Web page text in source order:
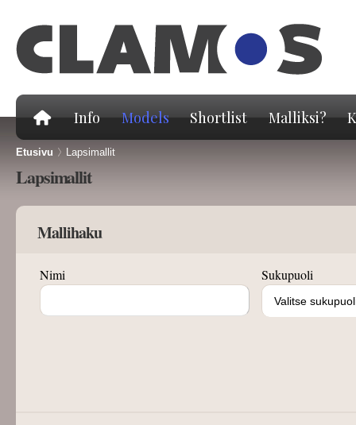
Info Models Shortlist Malliksi?
Etusivu > Lapsimallit
Lapsimallit
Mallihaku
Nimi Sukupuoli
Valitse